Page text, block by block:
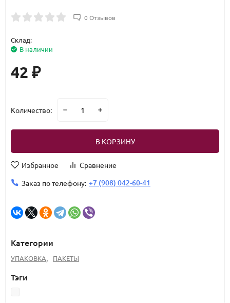
0 Отзывов
Склад:
В наличии
42 ₽
Количество:
В КОРЗИНУ
Избранное
Сравнение
Заказ по телефону: +7 (908) 042-60-41
Категории
УПАКОВКА, ПАКЕТЫ
Тэги